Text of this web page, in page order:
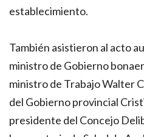
establecimiento.
También asistieron al acto
ministro de Gobierno
ministro de Trabajo Walter
del Gobierno provincial
presidente del Concejo